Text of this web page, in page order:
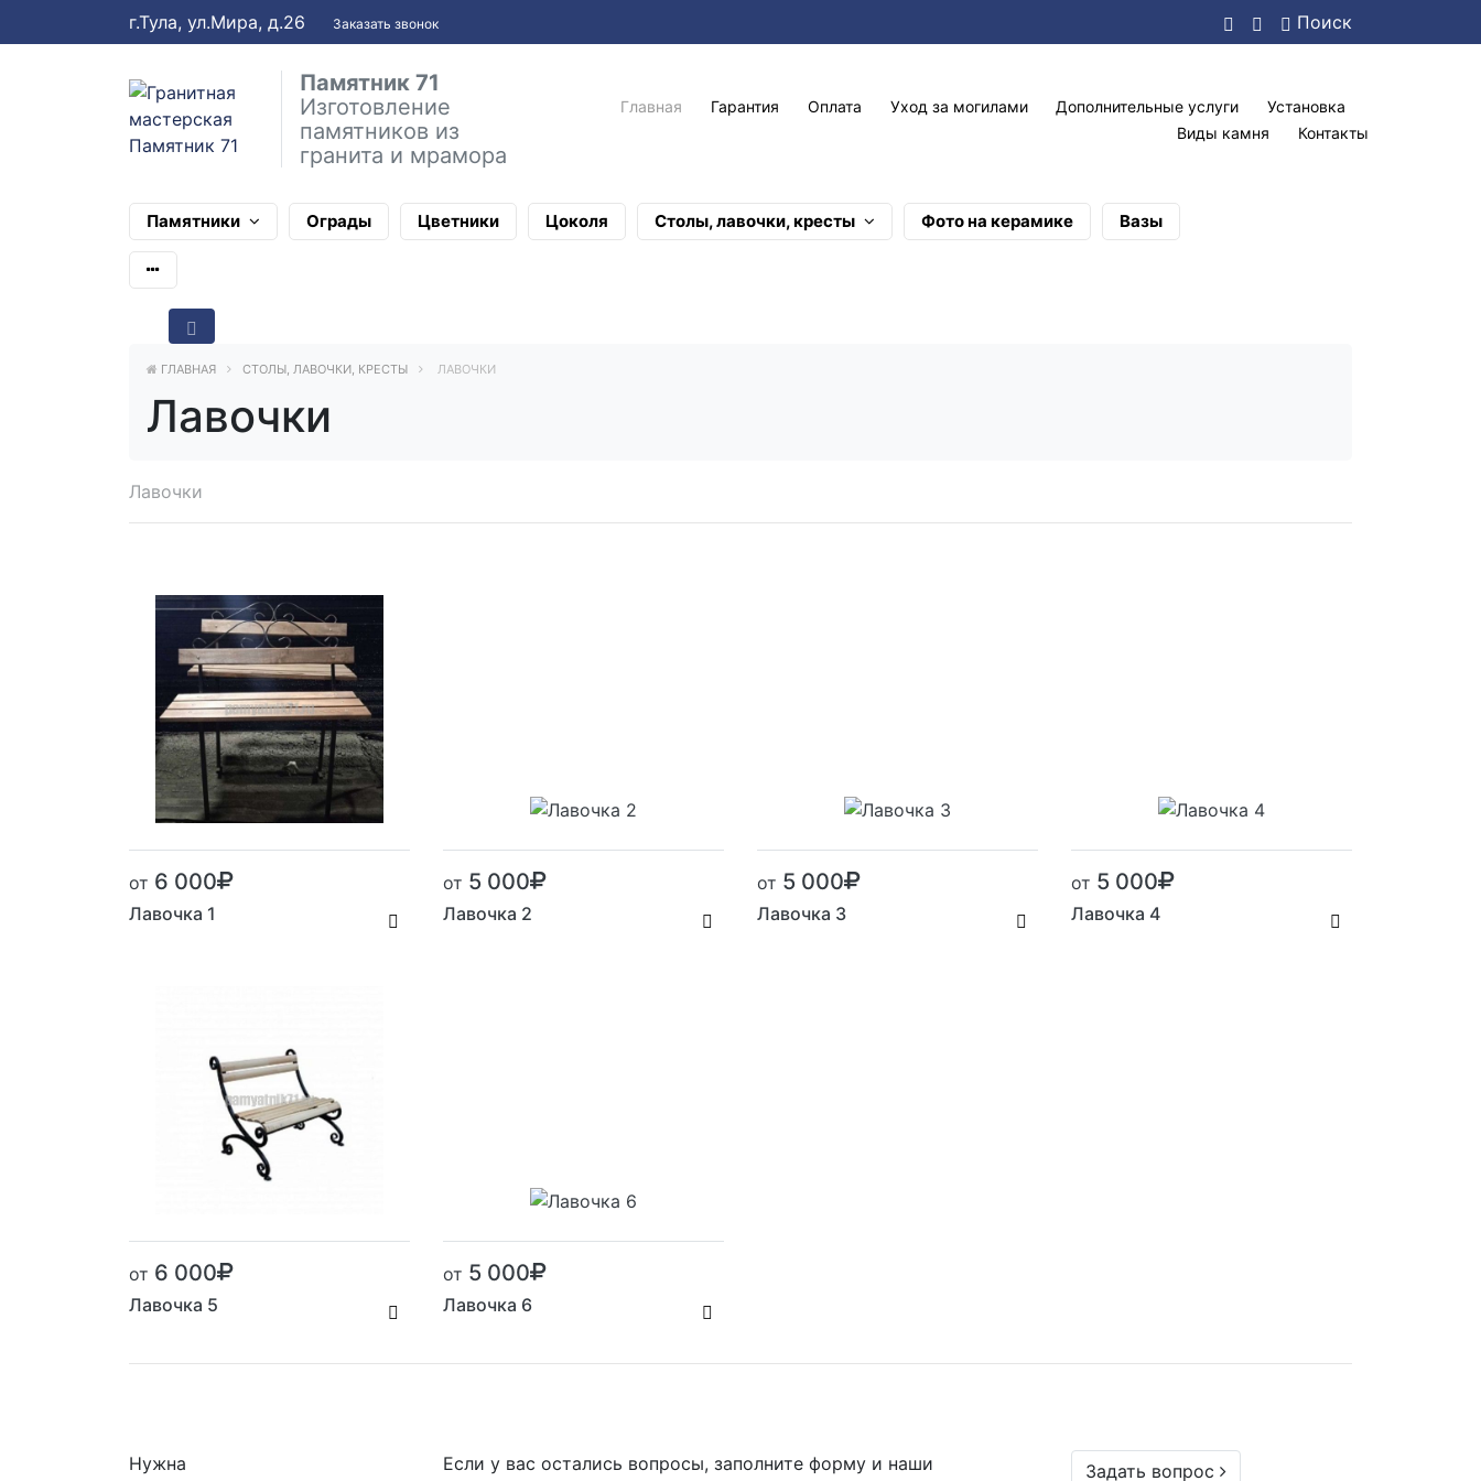
г.Тула, ул.Мира, д.26 Заказать звонок Поиск
Памятник 71
Изготовление
памятников из
гранита и мрамора
Главная Гарантия Оплата Уход за могилами Дополнительные услуги
Установка
Виды камня
Контакты
Памятники Ограды Цветники Цоколя Столы, лавочки, кресты Фото на керамике Вазы
ГЛАВНАЯ СТОЛЫ, ЛАВОЧКИ, КРЕСТЫ ЛАВОЧКИ
Лавочки
Лавочки
от 6 000
Лавочка 1
от 5 000
Лавочка 2
от 5 000
Лавочка 3
от 5 000
Лавочка 4
от 6 000
Лавочка 5
от 5 000
Лавочка 6
Нужна
Если у вас остались вопросы, заполните форму и наши
Задать вопрос